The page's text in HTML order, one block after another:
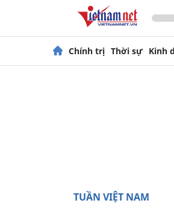
Chính trị Thời sự Kinh
TUẦN VIỆT NAM